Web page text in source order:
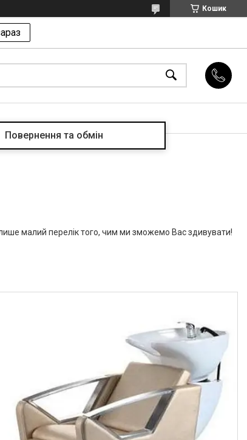
Кошик
Повернення та обмін
малий перелік того, чим ми зможемо Вас здивувати!